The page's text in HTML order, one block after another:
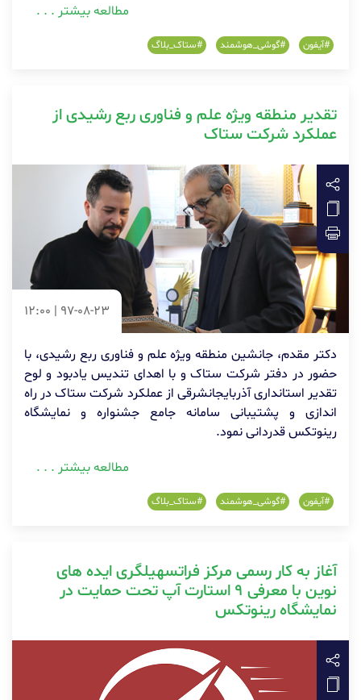
مطالعه بیشتر . . .
#آیفون #گوشی_هوشمند #ستاک_بلاگ
تقدیر منطقه ویژه علم و فناوری ربع رشیدی از
عملکرد شرکت ستاک
97-08-23 | 12:00
دکتر مقدم، جانشین منطقه ویژه علم و فناوری ربع رشیدی، با
حضور در دفتر شرکت ستاک و با اهدای تندیس یادبود و لوح
تقدیر استانداری آذربایجانشرقی از عملکرد شرکت ستاک در راه
اندازی و پشتیبانی سامانه جامع جشنواره و نمایشگاه
رینوتکس قدردانی نمود.
مطالعه بیشتر . . .
#آیفون #گوشی_هوشمند #ستاک_بلاگ
آغاز به کار رسمی مرکز فراتسهیلگری ایده های
نوین با معرفی ۹ استارت آپ تحت حمایت در
نمایشگاه رینوتکس